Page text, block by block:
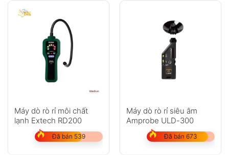
Máy dò rò rỉ môi chất
lạnh Extech RD200
Đã bán 539
Máy dò rò rỉ siêu âm
Amprobe ULD-300
Đã bán 673